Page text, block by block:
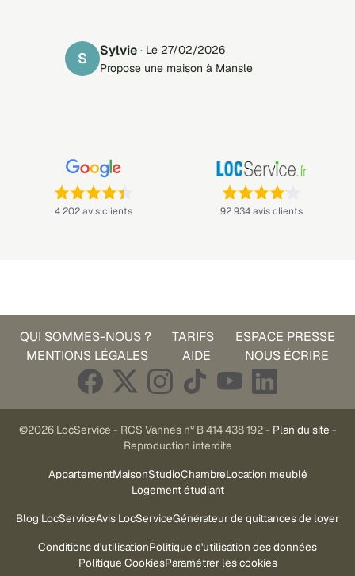
S Sylvie · Le 27/02/2026
Propose une maison à Mansle
Note : 4,4 sur 5 —
4 202 avis clients Note : 4,1 sur 5 —
92 934 avis clients
QUI SOMMES-NOUS ? TARIFS
ESPACE PRESSE
MENTIONS LÉGALES
AIDE NOUS ÉCRIRE
©2026 LocService - RCS Vannes n° B 414 438 192 - Plan du site -
Reproduction interdite
AppartementMaisonStudioChambreLocation meublé
Logement étudiant
Blog LocServiceAvis LocServiceGénérateur de quittances de loyer
Conditions d'utilisationPolitique d'utilisation des données
Politique CookiesParamétrer les cookies